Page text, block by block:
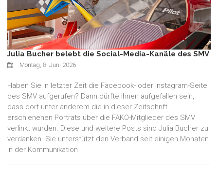
Julia Bucher belebt die Social-Media-Kanäle des SMV
Montag, 8. Juni 2026
Haben Sie in letzter Zeit die Facebook- oder Instagram-Seite
des SMV aufgerufen? Dann dürfte Ihnen aufgefallen sein,
dass dort unter anderem die in dieser Zeitschrift
erschienenen Porträts über die FAKO-Mitglieder des SMV
verlinkt wurden. Diese und weitere Posts sind Julia Bucher zu
verdanken. Sie unterstützt den Verband seit einigen Monaten
in der Kommunikation